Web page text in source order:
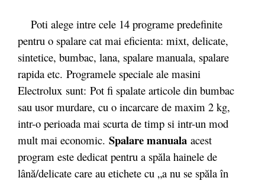
Poti alege intre cele 14 programe predefinite
pentru o spalare cat mai eficienta: mixt, delicate,
sintetice, bumbac, lana, spalare manuala, spalare
rapida etc. Programele speciale ale masini
Electrolux sunt: Pot fi spalate articole din bumbac
sau usor murdare, cu o incarcare de maxim 2 kg,
intr-o perioada mai scurta de timp si intr-un mod
mult mai economic. Spalare manuala acest
program este dedicat pentru a spăla hainele de
lână/delicate care au etichete cu „a nu se spăla în